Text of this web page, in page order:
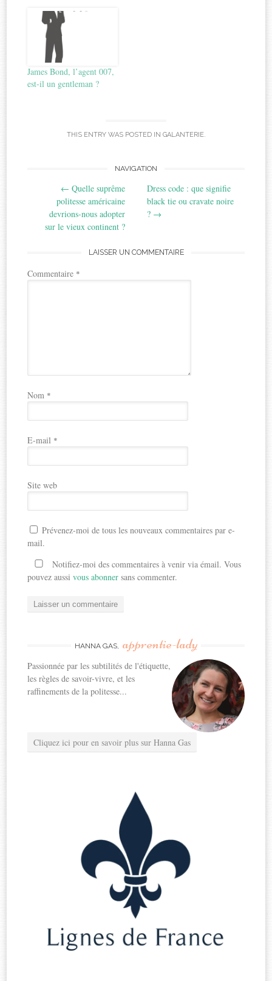
James Bond, l’agent 007,
est-il un gentleman ?
THIS ENTRY WAS POSTED IN GALANTERIE.
navigation
NAVIGATION
← Quelle suprême
politesse américaine
devrions-nous adopter
sur le vieux continent ?
Dress code : que signifie
black tie ou cravate noire
? →
LAISSER UN COMMENTAIRE
Commentaire *
Nom *
E-mail *
Site web
Prévenez-moi de tous les nouveaux commentaires par e-
mail.
Notifiez-moi des commentaires à venir via émail. Vous
pouvez aussivous abonner sans commenter.
HANNA GAS, apprentie-lady
Passionnée par les subtilités de l'étiquette,
les règles de savoir-vivre, et les
raffinements de la politesse...
Cliquez ici pour en savoir plus sur Hanna Gas